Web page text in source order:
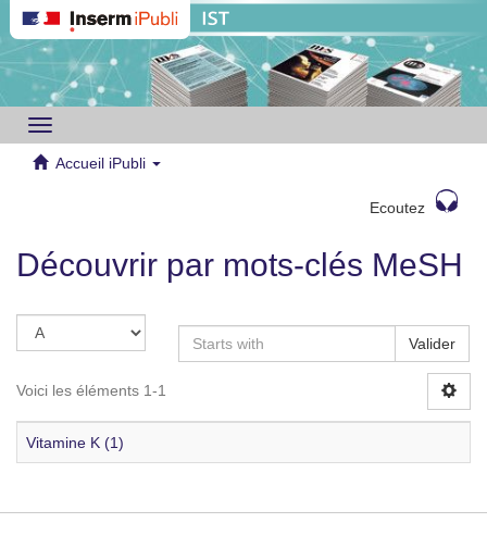
Toggle
navigation
Accueil iPubli
Ecoutez
Découvrir par mots-clés MeSH
Valider
Voici les éléments 1-1
Vitamine K (1)